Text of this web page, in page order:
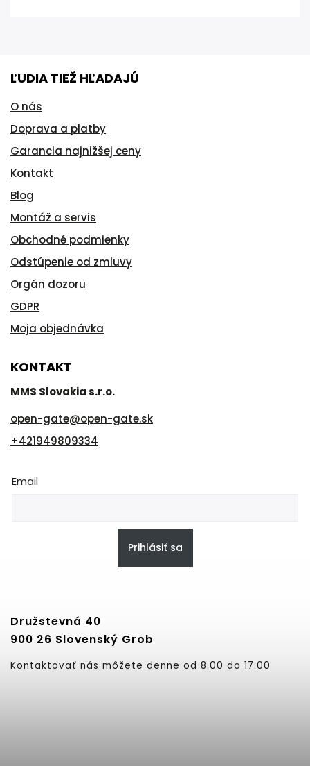
ĽUDIA TIEŽ HĽADAJÚ
O nás
Doprava a platby
Garancia najnižšej ceny
Kontakt
Blog
Montáž a servis
Obchodné podmienky
Odstúpenie od zmluvy
Orgán dozoru
GDPR
Moja objednávka
KONTAKT
MMS Slovakia s.r.o.
open-gate@open-gate.sk
+421949809334
Email
Prihlásiť sa
Družstevná 40
900 26 Slovenský Grob
Kontaktovať nás môžete denne od 8:00 do 17:00